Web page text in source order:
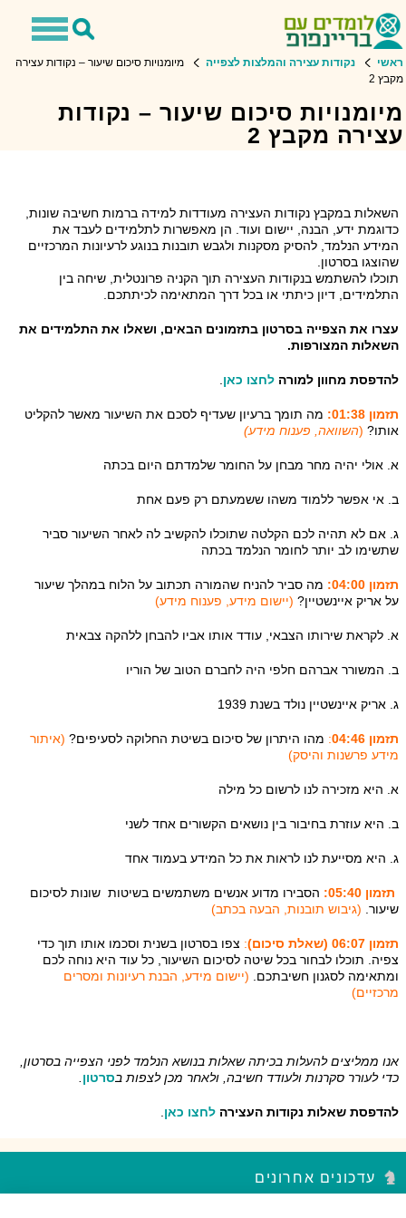
Toggle
Toggle
ראשי נקודות עצירה והמלצות לצפייה
מיומנויות סיכום שיעור – נקודות עצירה
מקבץ 2
מיומנויות סיכום שיעור – נקודות
עצירה מקבץ 2
השאלות במקבץ נקודות העצירה מעודדות למידה ברמות חשיבה שונות,
כדוגמת ידע, הבנה, יישום ועוד. הן מאפשרות לתלמידים לעבד את
המידע הנלמד, להסיק מסקנות ולגבש תובנות בנוגע לרעיונות המרכזיים
שהוצגו בסרטון.
תוכלו להשתמש בנקודות העצירה תוך הקניה פרונטלית, שיחה בין
התלמידים, דיון כיתתי או בכל דרך המתאימה לכיתתכם.
עצרו את הצפייה בסרטון בתזמונים הבאים, ושאלו את התלמידים את
השאלות המצורפות.
להדפסת מחוון למורה לחצו כאן
תזמון 01:38:
מה תומך ברעיון שעדיף לסכם את השיעור מאשר להקליט
אותו? (השוואה, פענוח מידע)
א. אולי יהיה מחר מבחן על החומר שלמדתם היום בכתה
ב. אי אפשר ללמוד משהו ששמעתם רק פעם אחת
ג. אם לא תהיה לכם הקלטה שתוכלו להקשיב לה לאחר השיעור סביר
שתשימו לב יותר לחומר הנלמד בכתה
תזמון 04:00:
מה סביר להניח שהמורה תכתוב על הלוח במהלך שיעור
על אריק איינשטיין? (יישום מידע, פענוח מידע)
א. לקראת שירותו הצבאי, עודד אותו אביו להבחן ללהקה צבאית
ב. המשורר אברהם חלפי היה לחברם הטוב של הוריו
ג. אריק איינשטיין נולד בשנת 1939
תזמון 04:46 : מהו היתרון של סיכום בשיטת החלוקה לסעיפים? (איתור
מידע פרשנות והיסק)
א. היא מזכירה לנו לרשום כל מילה
ב. היא עוזרת בחיבור בין נושאים הקשורים אחד לשני
ג. היא מסייעת לנו לראות את כל המידע בעמוד אחד
תזמון 05:40:
הסבירו מדוע אנשים משתמשים בשיטות שונות לסיכום
שיעור. (גיבוש תובנות, הבעה בכתב)
תזמון 06:07 (שאלת סיכום) : צפו בסרטון בשנית וסכמו אותו תוך כדי
צפיה. תוכלו לבחור בכל שיטה לסיכום השיעור, כל עוד היא נוחה לכם
ומתאימה לסגנון חשיבתכם. (יישום מידע, הבנת רעיונות ומסרים
מרכזיים)
אנו ממליצים להעלות בכיתה שאלות בנושא הנלמד לפני הצפייה בסרטון,
כדי לעורר סקרנות ולעודד חשיבה, ולאחר מכן לצפות בסרטון
להדפסת שאלות נקודות העצירה לחצו כאן
עדכונים אחרונים